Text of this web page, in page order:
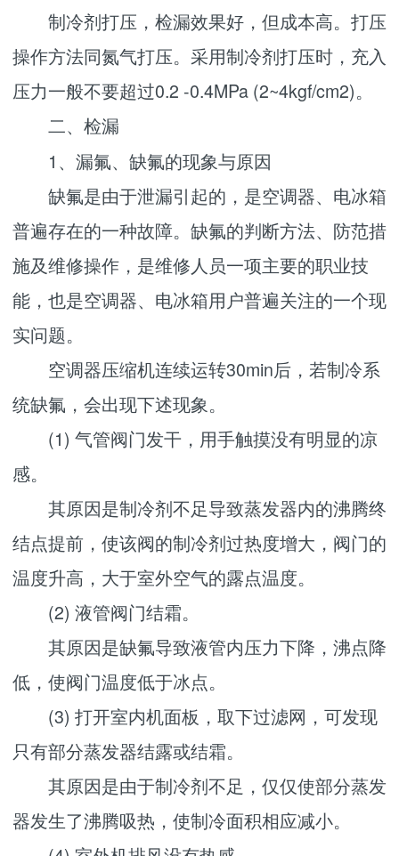
制冷剂打压，检漏效果好，但成本高。打压
操作方法同氮气打压。采用制冷剂打压时，充入
压力一般不要超过0.2 -0.4MPa (2~4kgf/cm2)。
二、检漏
1、漏氟、缺氟的现象与原因
缺氟是由于泄漏引起的，是空调器、电冰箱
普遍存在的一种故障。缺氟的判断方法、防范措
施及维修操作，是维修人员一项主要的职业技
能，也是空调器、电冰箱用户普遍关注的一个现
实问题。
空调器压缩机连续运转30min后，若制冷系
统缺氟，会出现下述现象。
(1) 气管阀门发干，用手触摸没有明显的凉
感。
其原因是制冷剂不足导致蒸发器内的沸腾终
结点提前，使该阀的制冷剂过热度增大，阀门的
温度升高，大于室外空气的露点温度。
(2) 液管阀门结霜。
其原因是缺氟导致液管内压力下降，沸点降
低，使阀门温度低于冰点。
(3) 打开室内机面板，取下过滤网，可发现
只有部分蒸发器结露或结霜。
其原因是由于制冷剂不足，仅仅使部分蒸发
器发生了沸腾吸热，使制冷面积相应减小。